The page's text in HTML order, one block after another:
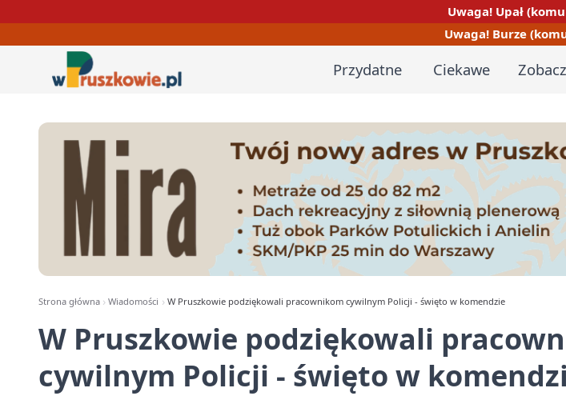
Uwaga! Upał
Uwaga! Burze
Przydatne Ciekawe Zobacz
Strona główna Wiadomości W Pruszkowie podziękowali pracownikom cywilnym Policji - święto w komendzie
W Pruszkowie podziękowali
cywilnym Policji - święto w